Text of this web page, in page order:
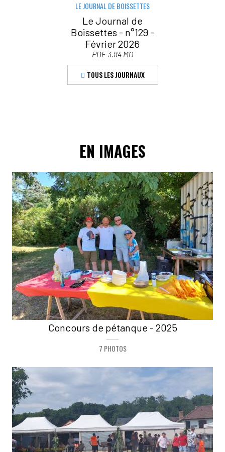
LE JOURNAL DE BOISSETTES
Le Journal de
Boissettes - n°129 -
Février 2026
PDF 3.84 MO
TOUS LES JOURNAUX
EN IMAGES
Concours de pétanque - 2025
7 PHOTOS